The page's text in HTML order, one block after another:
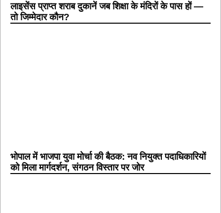
लाइसेंस प्राप्त शराब दुकानें जब शिक्षा के मंदिरों के पास हों —
तो जिम्मेदार कौन?
भोपाल में भाजपा युवा मोर्चा की बैठक: नव नियुक्त पदाधिकारियों
को मिला मार्गदर्शन, संगठन विस्तार पर जोर